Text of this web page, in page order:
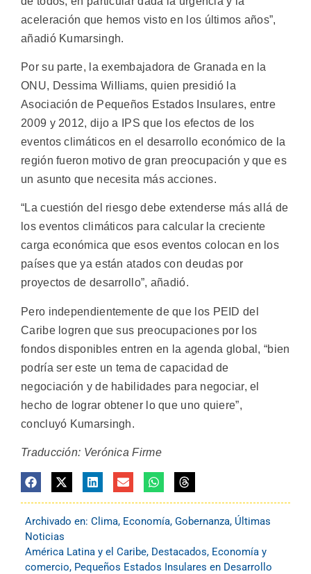
aceleración que hemos visto en los últimos años”,
añadió Kumarsingh.
Por su parte, la exembajadora de Granada en la
ONU, Dessima Williams, quien presidió la
Asociación de Pequeños Estados Insulares, entre
2009 y 2012, dijo a IPS que los efectos de los
eventos climáticos en el desarrollo económico de la
región fueron motivo de gran preocupación y que es
un asunto que necesita más acciones.
“La cuestión del riesgo debe extenderse más allá de
los eventos climáticos para calcular la creciente
carga económica que esos eventos colocan en los
países que ya están atados con deudas por
proyectos de desarrollo”, añadió.
Pero independientemente de que los PEID del
Caribe logren que sus preocupaciones por los
fondos disponibles entren en la agenda global, “bien
podría ser este un tema de capacidad de
negociación y de habilidades para negociar, el
hecho de lograr obtener lo que uno quiere”,
concluyó Kumarsingh.
Traducción: Verónica Firme
Archivado en: Clima, Economía, Gobernanza, Últimas
Noticias
América Latina y el Caribe, Destacados, Economía y
comercio, Pequeños Estados Insulares en Desarrollo